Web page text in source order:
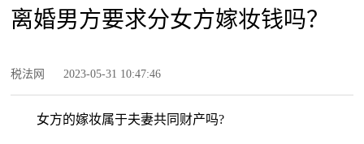
离婚男方要求分女方嫁妆钱吗？
税法网 2023-05-31 10:47:46
女方的嫁妆属于夫妻共同财产吗?